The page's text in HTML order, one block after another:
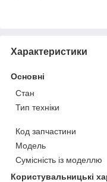
Характеристики
Основні
Стан
Тип техніки
Код запчастини
Модель
Сумісність із моделлю
Користувальницькі